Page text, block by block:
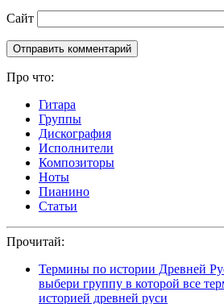
Сайт
Про что:
Гитара
Группы
Дискография
Исполнители
Композиторы
Ноты
Пианино
Статьи
Прочитай:
Термины по истории Древней
выбери группу в которой все
историей древней руси